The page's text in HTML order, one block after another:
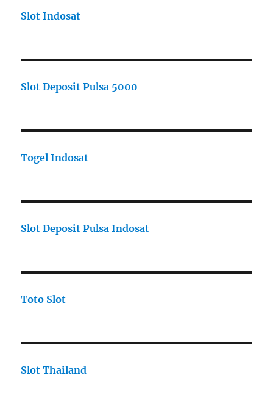
Slot Indosat
Slot Deposit Pulsa 5000
Togel Indosat
Slot Deposit Pulsa Indosat
Toto Slot
Slot Thailand